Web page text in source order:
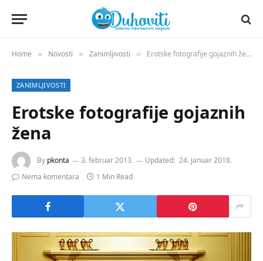
Home » Novosti » Zanimljivosti » Erotske fotografije gojaznih žena
ZANIMLJIVOSTI
Erotske fotografije gojaznih
žena
By pkonta 3. februar 2013. Updated: 24. januar 2018.
Nema komentara
1 Min Read